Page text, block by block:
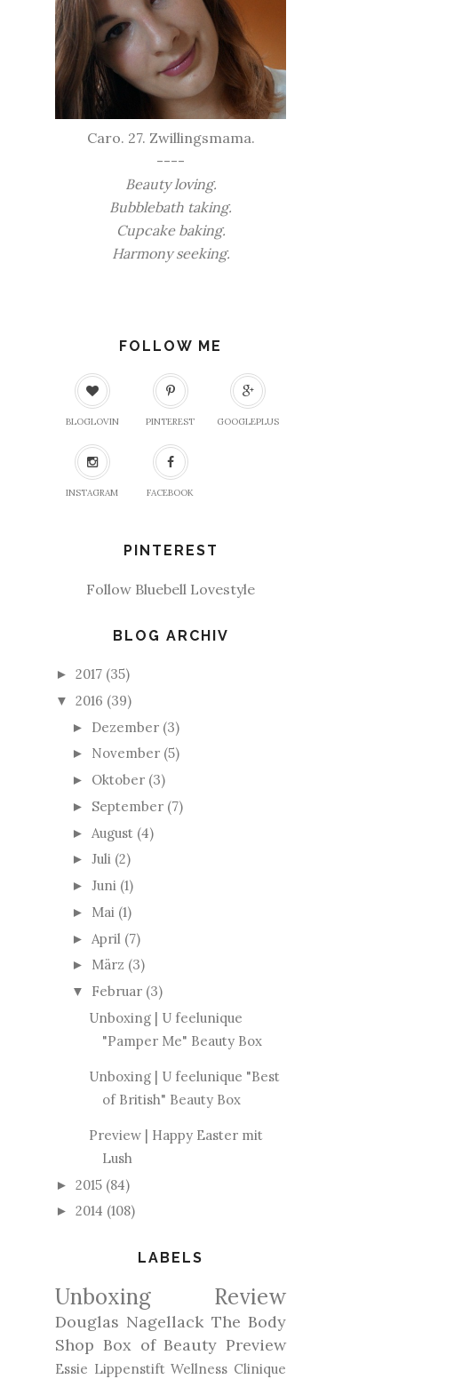
Caro. 27. Zwillingsmama.
----
Beauty loving.
Bubblebath taking.
Cupcake baking.
Harmony seeking.
FOLLOW ME
BLOGLOVIN PINTEREST GOOGLEPLUS
INSTAGRAM FACEBOOK
PINTEREST
Follow Bluebell Lovestyle
BLOG ARCHIV
► 2017 (35)
▼ 2016 (39)
► Dezember (3)
► November (5)
► Oktober (3)
► September (7)
► August (4)
► Juli (2)
► Juni (1)
► Mai (1)
► April (7)
► März (3)
▼ Februar (3)
Unboxing | U feelunique
"Pamper Me" Beauty Box
Unboxing | U feelunique "Best
of British" Beauty Box
Preview | Happy Easter mit
Lush
► 2015 (84)
► 2014 (108)
LABELS
Unboxing Review
Douglas Nagellack The Body
Shop Box of Beauty Preview
Essie Lippenstift Wellness Clinique